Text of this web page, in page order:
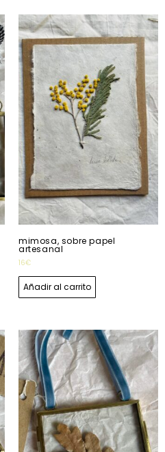
mimosa, sobre papel
artesanal
16€
Añadir al carrito